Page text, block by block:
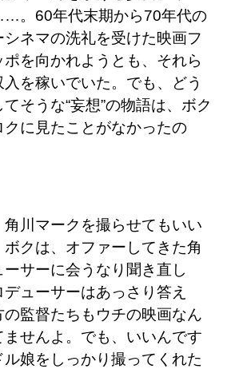
。60年代末期から70年代の
ネマの洗礼を受けた映画フ
ポを向かれようとも、それら
を稼いでいた。でも、どう
そうな“妄想”の物語は、ボク
クに見たことがなかったの
角川マークを撮らせてもいい
クは、オファーしてきた角
サーに会うなり聞き直し
ューサーはあっさり答え
監督たちもウチの映画なん
せんよ。でも、いいんです
娘をしっかり撮ってくれた